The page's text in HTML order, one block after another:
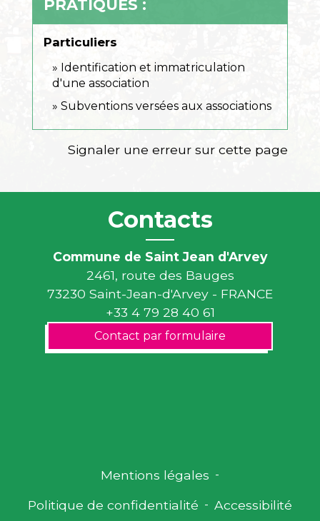
PRATIQUES :
Particuliers
Identification et immatriculation
d'une association
Subventions versées aux associations
Signaler une erreur sur cette page
Contacts
Commune de Saint Jean d'Arvey
2461, route des Bauges
73230 Saint-Jean-d'Arvey - FRANCE
+33 4 79 28 40 61
Contact par formulaire
Mentions légales -
Politique de confidentialité - Accessibilité